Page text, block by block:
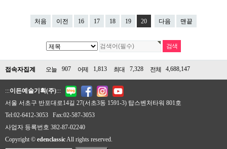
처음 이전 16 17 18 19 20 다음 맨끝
접속자집계 오늘 907 어제 1,813 최대 7,328 전체 4,688,147
:::이든예술기획(주):::
서울 서초구 반포대로14길 27(서초3동 1591-3) 탑스벤처타워 801호
Tel:02-6412-3053 Fax:02-587-3053
사업자 등록번호 382-87-02240
Copyright © edenclassicAll rights reserved.